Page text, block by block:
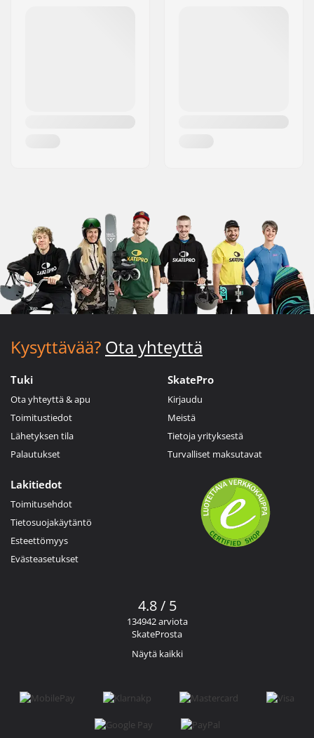
Kysyttävää? Ota yhteyttä
Tuki
Ota yhteyttä & apu
Toimitustiedot
Lähetyksen tila
Palautukset
SkatePro
Kirjaudu
Meistä
Tietoja yrityksestä
Turvalliset maksutavat
Lakitiedot
Toimitusehdot
Tietosuojakäytäntö
Esteettömyys
Evästeasetukset
4.8 / 5
134942 arviota
SkateProsta
Näytä kaikki